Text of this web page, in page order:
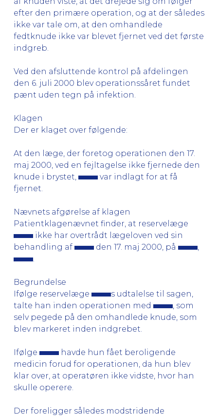
efter den primære operation, og at der således
ikke var tale om, at den omhandlede
fedtknude ikke var blevet fjernet ved det første
indgreb.
Ved den afsluttende kontrol på afdelingen
den 6. juli 2000 blev operationssåret fundet
pænt uden tegn på infektion.
Klagen
Der er klaget over følgende:
At den læge, der foretog operationen den 17.
maj 2000, ved en fejltagelse ikke fjernede den
knude i brystet,
var indlagt for at få
fjernet.
Nævnets afgørelse af klagen
Patientklagenævnet finder, at reservelæge
ikke har overtrådt lægeloven ved sin
behandling af
den 17. maj 2000, på
Begrundelse
Ifølge reservelæge
s udtalelse til sagen,
talte han inden operationen med
, som
selv pegede på den omhandlede knude, som
blev markeret inden indgrebet.
Ifølge
havde hun fået beroligende
medicin forud for operationen, da hun blev
klar over, at operatøren ikke vidste, hvor han
skulle operere.
Der foreligger således modstridende